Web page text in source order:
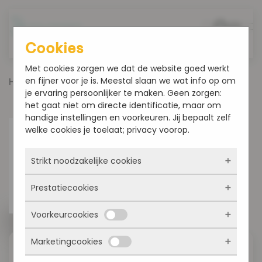
Home Producten
Harde en Zachte broodjes
Rozijnenbollen
Cookies
Met cookies zorgen we dat de website goed werkt
en fijner voor je is. Meestal slaan we wat info op om
je ervaring persoonlijker te maken. Geen zorgen:
het gaat niet om directe identificatie, maar om
handige instellingen en voorkeuren. Jij bepaalt zelf
welke cookies je toelaat; privacy voorop.
Strikt noodzakelijke cookies
Deze cookies zorgen ervoor dat de website
überhaupt werkt. Ze zijn dus altijd actief en
kunnen niet worden uitgezet. Meestal worden
ze alleen geplaatst als jij iets doet, zoals
inloggen, een formulier invullen of je
privacyvoorkeuren opslaan. Je kunt je browser
Prestatiecookies
Met deze cookies zien we hoe vaak onze site
bezocht wordt, waar bezoekers vandaan
komen en welke pagina’s populair zijn. Zo
kunnen we de website blijven verbeteren.
Voorkeurcookies
Deze cookies onthouden jouw voorkeuren.
Bijvoorbeeld taalkeuze of ingevulde gegevens.
Marketingcookies